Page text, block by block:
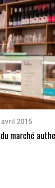
avril 2015
marché